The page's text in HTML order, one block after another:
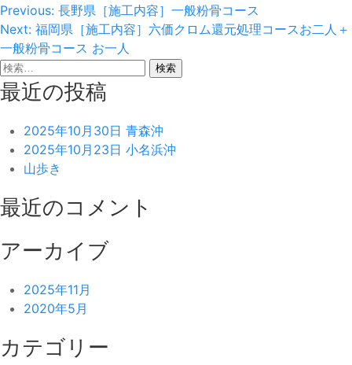
投
稿
ナ
ビ
ゲ
ー
シ
ョ
Previous: 長野県［施工内容］一般粉骨コース
Next: 福岡県［施工内容］六価クロム還元処理コースお二人＋
一般粉骨コース お一人
検
索:
最近の投稿
2025年10月30日 青森沖
2025年10月23日 小名浜沖
山歩き
最近のコメント
アーカイブ
2025年11月
2020年5月
カテゴリー